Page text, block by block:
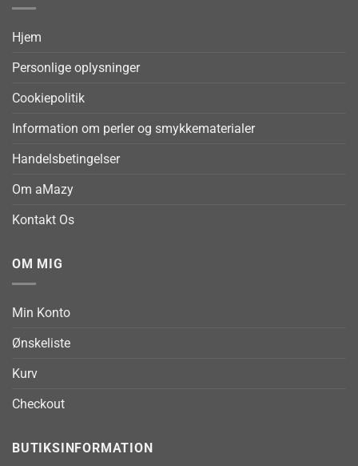
Hjem
Personlige oplysninger
Cookiepolitik
Information om perler og smykkematerialer
Handelsbetingelser
Om aMazy
Kontakt Os
OM MIG
Min Konto
Ønskeliste
Kurv
Checkout
BUTIKSINFORMATION